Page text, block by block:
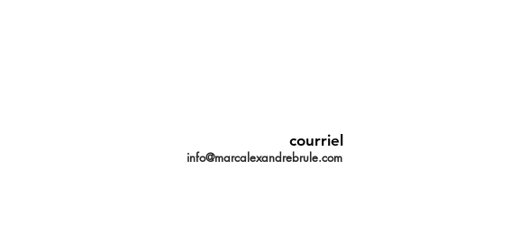
courriel
info@marcalexandrebrule.com